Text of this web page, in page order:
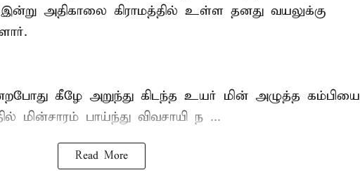
அதிகாலை கிராமத்தில் உள்ள தனது வயலுக்கு
கீழே அறுந்து கிடந்த உயர் மின் அழுத்த கம்பியை
மின்சாரம் பாய்ந்து விவசாயி ந ...
Read More